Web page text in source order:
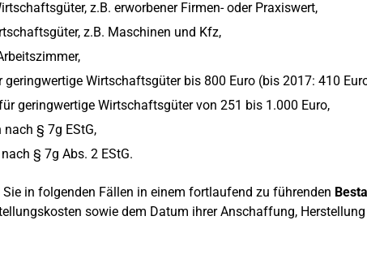
z.B. erworbener Firmen- oder Praxiswert,
z.B. Maschinen und Kfz,
Wirtschaftsgüter bis 800 Euro (bis 2017: 410
geringwertige Wirtschaftsgüter von 251 bis 1.000 Euro,
§ 7g EStG,
§ 7g Abs. 2 EStG.
in folgenden Fällen in einem fortlaufend zu führenden
sowie dem Datum ihrer Anschaffung,